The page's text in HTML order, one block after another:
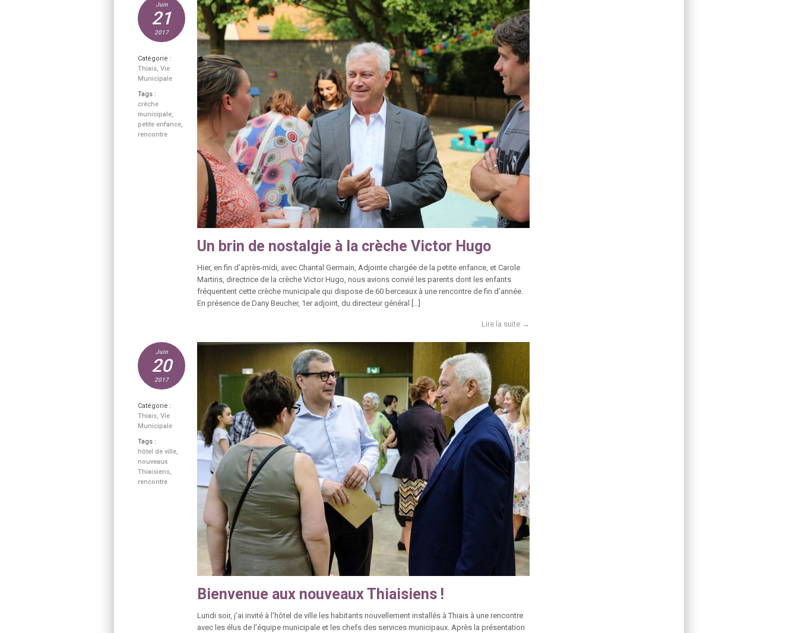
Juin
21
2017
Catégorie :
Thiais, Vie
Municipale
Tags :
crèche
municipale,
petite enfance,
rencontre
Un brin de nostalgie à la crèche Victor Hugo
Hier, en fin d’après-midi, avec Chantal Germain, Adjointe chargée de la petite enfance, et Carole
Martins, directrice de la crèche Victor Hugo, nous avions convié les parents dont les enfants
fréquentent cette crèche municipale qui dispose de 60 berceaux à une rencontre de fin d’année.
En présence de Dany Beucher, 1er adjoint, du directeur général […]
Lire la suite →
Juin
20
2017
Catégorie :
Thiais, Vie
Municipale
Tags :
hôtel de ville,
nouveaux
Thiaisiens,
rencontre
Bienvenue aux nouveaux Thiaisiens !
Lundi soir, j’ai invité à l’hôtel de ville les habitants nouvellement installés à Thiais à une rencontre
avec les élus de l’équipe municipale et les chefs des services municipaux. Après la présentation